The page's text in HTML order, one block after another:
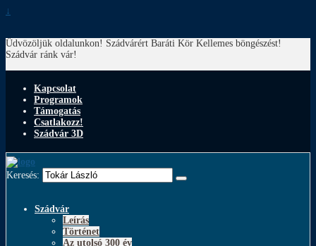
↓
Üdvözöljük oldalunkon! Szádvárért Baráti Kör Kellemes böngészést!
Szádvár ránk vár!
Kapcsolat
Programok
Támogatás
Csatlakozz!
Szádvár 3D
Keresés:
Szádvár
Leírás
Történet
Az utolsó 300 év